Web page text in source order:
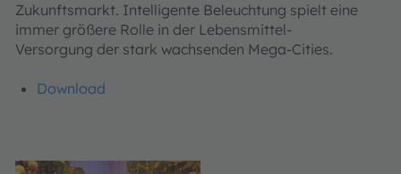
Zukunftsmarkt. Intelligente Beleuchtung spielt eine
immer größere Rolle in der Lebensmittel-
Versorgung der stark wachsenden Mega-Cities.
Download